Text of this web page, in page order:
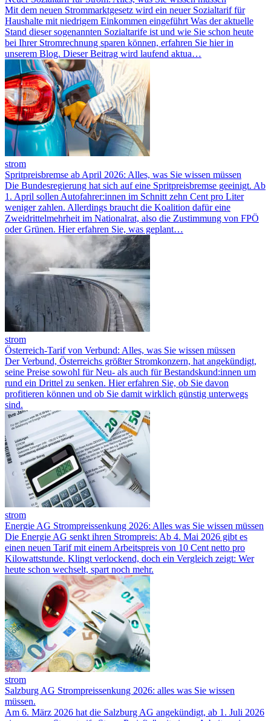
Mit dem neuen Strommarktgesetz wird ein neuer Sozialtarif für
Haushalte mit niedrigem Einkommen eingeführt Was der aktuelle
Stand dieser sogenannten Sozialtarife ist und wie Sie schon heute
bei Ihrer Stromrechnung sparen können, erfahren Sie hier in
unserem Blog. Dieser Beitrag wird laufend aktua…
strom
Spritpreisbremse ab April 2026: Alles, was Sie wissen müssen
Die Bundesregierung hat sich auf eine Spritpreisbremse geeinigt. Ab
1. April sollen Autofahrer:innen im Schnitt zehn Cent pro Liter
weniger zahlen. Allerdings braucht die Koalition dafür eine
Zweidrittelmehrheit im Nationalrat, also die Zustimmung von FPÖ
oder Grünen. Hier erfahren Sie, was geplant…
strom
Österreich-Tarif von Verbund: Alles, was Sie wissen müssen
Der Verbund, Österreichs größter Stromkonzern, hat angekündigt,
seine Preise sowohl für Neu- als auch für Bestandskund:innen um
rund ein Drittel zu senken. Hier erfahren Sie, ob Sie davon
profitieren können und ob Sie damit wirklich günstig unterwegs
sind.
strom
Energie AG Strompreissenkung 2026: Alles was Sie wissen müssen
Die Energie AG senkt ihren Strompreis: Ab 4. Mai 2026 gibt es
einen neuen Tarif mit einem Arbeitspreis von 10 Cent netto pro
Kilowattstunde. Klingt verlockend, doch ein Vergleich zeigt: Wer
heute schon wechselt, spart noch mehr.
strom
Salzburg AG Strompreissenkung 2026: alles was Sie wissen
müssen.
Am 6. März 2026 hat die Salzburg AG angekündigt, ab 1. Juli 2026